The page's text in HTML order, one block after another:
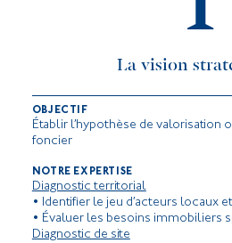
La vision
OBJECTIF
Établir l’hypothèse de valorisation
foncier
NOTRE EXPERTISE
Diagnostic territorial
• Identifier le jeu d’acteurs locaux
• Évaluer les besoins immobiliers
Diagnostic de site